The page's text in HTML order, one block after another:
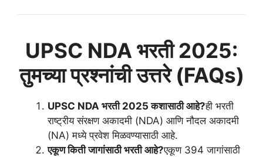
UPSC NDA भरती 2025:
तुमच्या प्रश्नांची उत्तरे (FAQs)
UPSC NDA भरती 2025 कशासाठी आहे?ही भरती
राष्ट्रीय संरक्षण अकादमी (NDA) आणि नौदल अकादमी
(NA) मध्ये प्रवेश मिळवण्यासाठी आहे.
एकूण किती जागांसाठी भरती आहे?एकूण 394 जागांसाठी